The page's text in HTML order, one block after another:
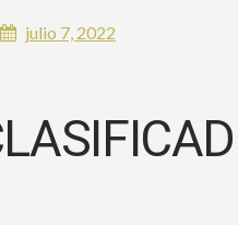
julio 7, 2022